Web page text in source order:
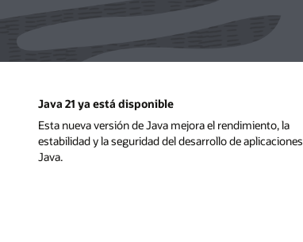
Java 21 ya está disponible
Esta nueva versión de Java mejora el rendimiento, la
estabilidad y la seguridad del desarrollo de aplicaciones
Java.